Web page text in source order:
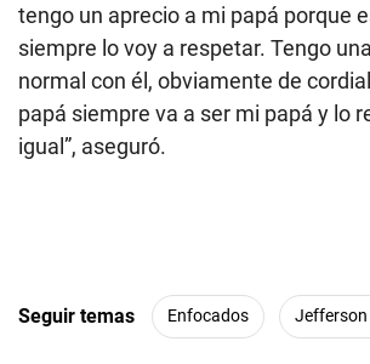
tengo un aprecio a mi papá porque
siempre lo voy a respetar. Tengo
normal con él, obviamente de
papá siempre va a ser mi papá y lo
igual”, aseguró.
Seguir temas Enfocados